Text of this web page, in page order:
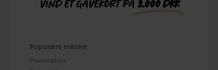
VIND ET GAVEKORT PÅ2.000 DKK
Populære møbler
Havemøbler